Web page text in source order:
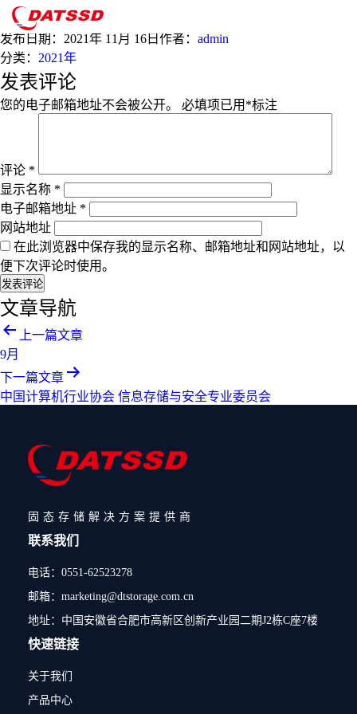
11月
发布日期： 2021年 11月 16日 作者： admin
分类： 2021年
发表评论
您的电子邮箱地址不会被公开。 必填项已用 *标注
评论 *
显示名称 *
电子邮箱地址 *
网站地址
在此浏览器中保存我的显示名称、邮箱地址和网站地址，以
便下次评论时使用。
文章导航
上一篇文章
9月
下一篇文章
中国计算机行业协会 信息存储与安全专业委员会
固态存储解决方案提供商
联系我们
电话：0551-62523278
邮箱：marketing@dtstorage.com.cn
地址：中国安徽省合肥市高新区创新产业园二期J2栋C座7楼
快速链接
关于我们
产品中心